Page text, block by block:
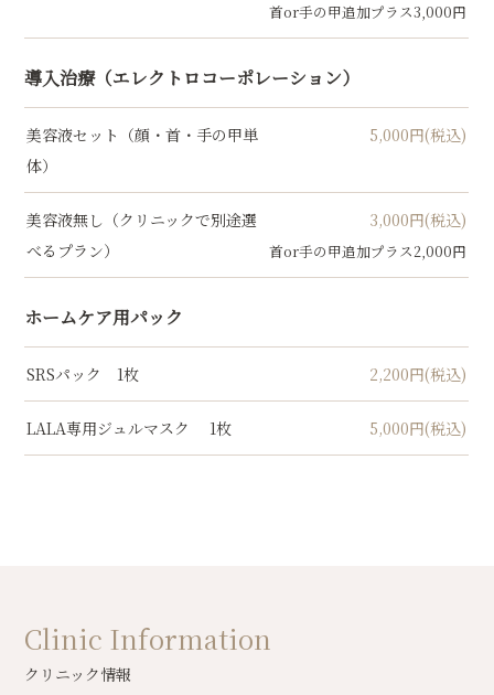
首or手の甲追加プラス3,000円
導入治療（エレクトロコーポレーション）
美容液セット（顔・首・手の甲単
体）
5,000円(税込)
美容液無し（クリニックで別途選
べるプラン）
3,000円(税込)
首or手の甲追加プラス2,000円
ホームケア用パック
SRSパック 1枚 2,200円(税込)
LALA専用ジュルマスク 1枚 5,000円(税込)
Clinic Information
クリニック情報